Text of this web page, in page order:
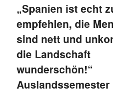
„Spanien ist echt
empfehlen, die
sind nett und
die Landschaft
wunderschön!“
Auslandssemester